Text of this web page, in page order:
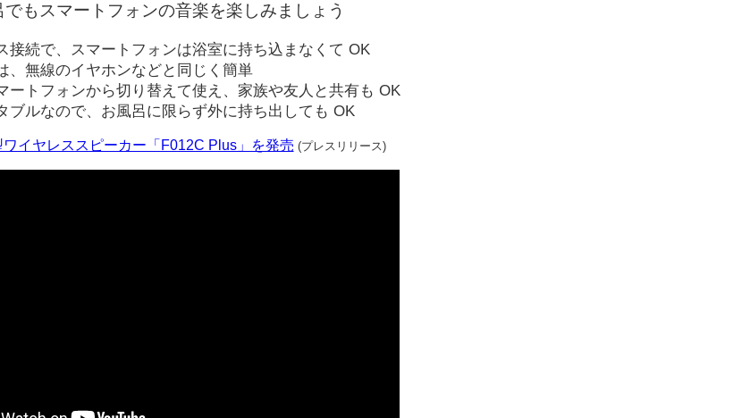
でもスマートフォンの音楽を楽しみましょう
接続で、スマートフォンは浴室に持ち込まなくて OK
、無線のイヤホンなどと同じく簡単
ートフォンから切り替えて使え、家族や友人と共有も OK
ブルなので、お風呂に限らず外に持ち出しても OK
ワイヤレススピーカー「F012C Plus」を発売 (プレスリリース)